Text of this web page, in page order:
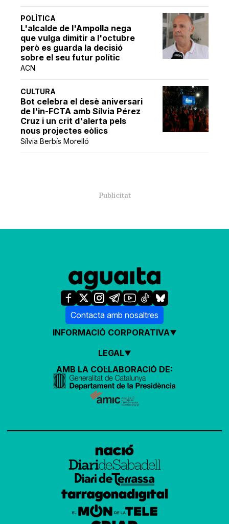
POLÍTICA
L'alcalde de l'Ampolla nega
que vulga dimitir a l'octubre
però es guarda la decisió
sobre el seu futur polític
ACN
CULTURA
Bot celebra el desè aniversari
de l'in-FCTA amb Sílvia Pérez
Cruz i un crit d'alerta pels
nous projectes eòlics
Sílvia Berbís Morelló
Contacta amb nosaltres
INFORMACIÓ CORPORATIVA
LEGAL
AMB LA COL·LABORACIÓ DE: